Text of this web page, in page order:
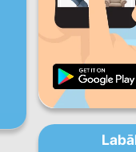
Mēneša progress
Kopējais progress